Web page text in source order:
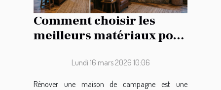
Comment choisir les
meilleurs matériaux pour
maison de campagne ?
Lundi 16 mars 2026 10:06
Rénover une maison de campagne est une